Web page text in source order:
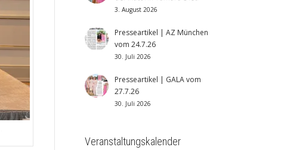
3. August 2026
Presseartikel | AZ München
vom 24.7.26
30. Juli 2026
Presseartikel | GALA vom
27.7.26
30. Juli 2026
Veranstaltungskalender